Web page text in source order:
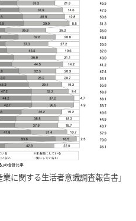
に関する生活者意識調査報告書」